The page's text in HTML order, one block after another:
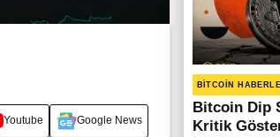
Youtube Google News
BITCOIN
Bitcoin Dip
Kritik